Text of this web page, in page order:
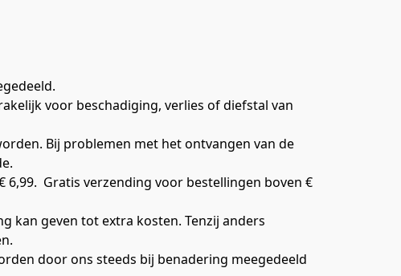
voor beschadiging, verlies of diefstal van
Bij problemen met het ontvangen van de
Gratis verzending voor bestellingen boven €
kan geven tot extra kosten. Tenzij anders
door ons steeds bij benadering meegedeeld